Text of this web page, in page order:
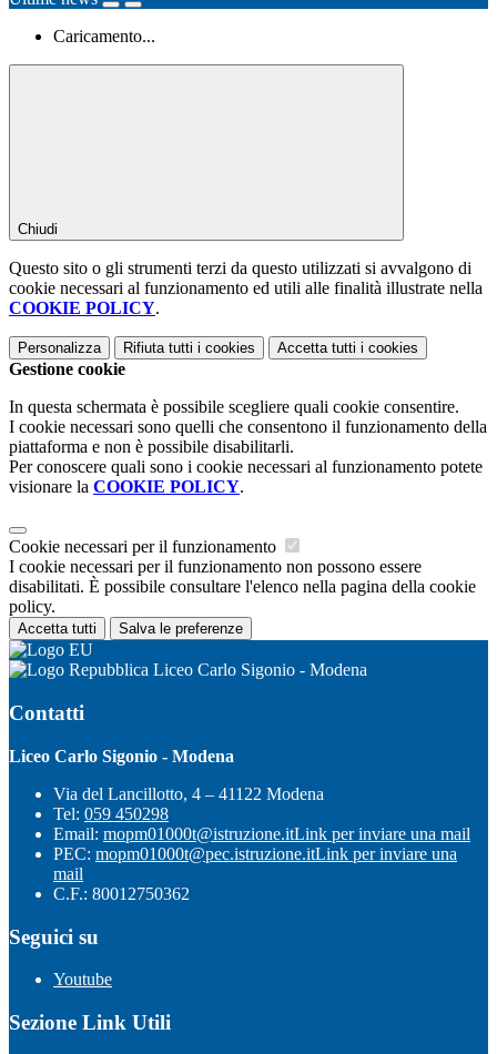
Caricamento...
Chiudi
Questo sito o gli strumenti terzi da questo utilizzati si avvalgono di
cookie necessari al funzionamento ed utili alle finalità illustrate nella
COOKIE POLICY.
Personalizza Rifiuta tutti i cookies Accetta tutti i cookies
Gestione cookie
In questa schermata è possibile scegliere quali cookie consentire.
I cookie necessari sono quelli che consentono il funzionamento della
piattaforma e non è possibile disabilitarli.
Per conoscere quali sono i cookie necessari al funzionamento potete
visionare la COOKIE POLICY.
Cookie necessari per il funzionamento
I cookie necessari per il funzionamento non possono essere
disabilitati. È possibile consultare l'elenco nella pagina della cookie
policy.
Accetta tutti Salva le preferenze
Liceo Carlo Sigonio - Modena
Contatti
Liceo Carlo Sigonio - Modena
Via del Lancillotto, 4 – 41122 Modena
Tel: 059 450298
Email: mopm01000t@istruzione.itLink per inviare una mail
PEC: mopm01000t@pec.istruzione.itLink per inviare una
mail
C.F.: 80012750362
Seguici su
Youtube
Sezione Link Utili